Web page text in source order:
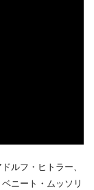
ルフ・ヒトラー、
ニート・ムッソリ